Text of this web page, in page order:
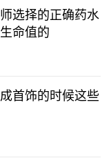
选择的正确药水
命值的
首饰的时候这些